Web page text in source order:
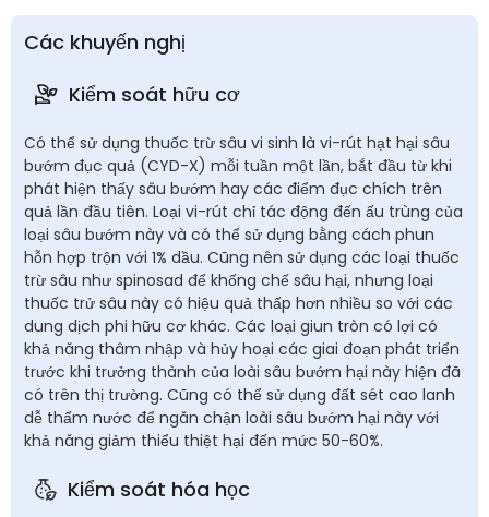
Các khuyến nghị
Kiểm soát hữu cơ
Có thể sử dụng thuốc trừ sâu vi sinh là vi-rút hạt hại sâu
bướm đục quả (CYD-X) mỗi tuần một lần, bắt đầu từ khi
phát hiện thấy sâu bướm hay các điểm đục chích trên
quả lần đầu tiên. Loại vi-rút chỉ tác động đến ấu trùng của
loại sâu bướm này và có thể sử dụng bằng cách phun
hỗn hợp trộn với 1% dầu. Cũng nên sử dụng các loại thuốc
trừ sâu như spinosad để khống chế sâu hại, nhưng loại
thuốc trử sâu này có hiệu quả thấp hơn nhiều so với các
dung dịch phi hữu cơ khác. Các loại giun tròn có lợi có
khả năng thâm nhập và hủy hoại các giai đoạn phát triển
trước khi trưởng thành của loài sâu bướm hại này hiện đã
có trên thị trường. Cũng có thể sử dụng đất sét cao lanh
dễ thấm nước để ngăn chận loài sâu bướm hại này với
khả năng giảm thiểu thiệt hại đến mức 50-60%.
Kiểm soát hóa học